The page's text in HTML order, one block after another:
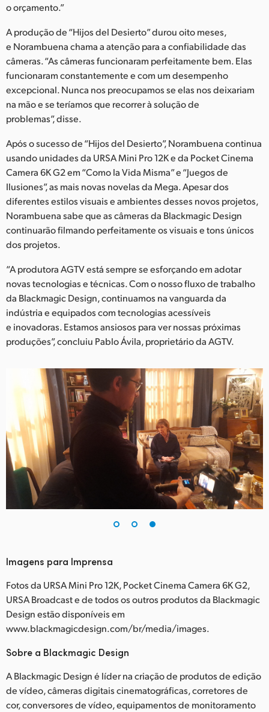
o orçamento.”
A produção de “Hijos del Desierto” durou oito meses,
e Norambuena chama a atenção para a confiabilidade das
câmeras. “As câmeras funcionaram perfeitamente bem. Elas
funcionaram constantemente e com um desempenho
excepcional. Nunca nos preocupamos se elas nos deixariam
na mão e se teríamos que recorrer à solução de
problemas”, disse.
Após o sucesso de “Hijos del Desierto”, Norambuena continua
usando unidades da URSA Mini Pro 12K e da Pocket Cinema
Camera 6K G2 em “Como la Vida Misma” e “Juegos de
Ilusiones”, as mais novas novelas da Mega. Apesar dos
diferentes estilos visuais e ambientes desses novos projetos,
Norambuena sabe que as câmeras da Blackmagic Design
continuarão filmando perfeitamente os visuais e tons únicos
dos projetos.
“A produtora AGTV está sempre se esforçando em adotar
novas tecnologias e técnicas. Com o nosso fluxo de trabalho
da Blackmagic Design, continuamos na vanguarda da
indústria e equipados com tecnologias acessíveis
e inovadoras. Estamos ansiosos para ver nossas próximas
produções”, concluiu Pablo Ávila, proprietário da AGTV.
Imagens para Imprensa
Fotos da URSA Mini Pro 12K, Pocket Cinema Camera 6K G2,
URSA Broadcast e de todos os outros produtos da Blackmagic
Design estão disponíveis em
www.blackmagicdesign.com/br/media/images.
Sobre a Blackmagic Design
A Blackmagic Design é líder na criação de produtos de edição
de vídeo, câmeras digitais cinematográficas, corretores de
cor, conversores de vídeo, equipamentos de monitoramento